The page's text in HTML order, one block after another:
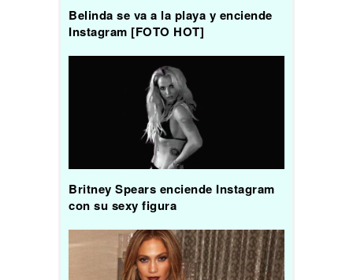
Belinda se va a la playa y enciende
Instagram [FOTO HOT]
Britney Spears enciende Instagram
con su sexy figura